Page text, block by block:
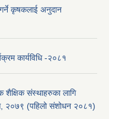
कृषकलाई अनुदान
कार्यविधि -२०८१
शैक्षिक संस्थाहरुका लागि
२०७९ (पहिलो संशोधन २०८१)